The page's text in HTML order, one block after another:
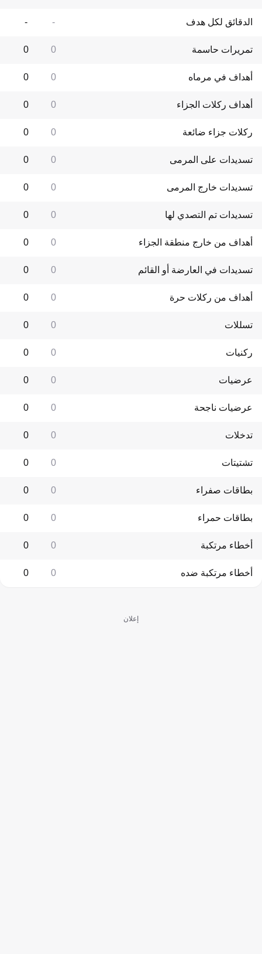
الدقائق لكل هدف -
-
تمريرات حاسمة 0
0
أهداف في مرماه 0
0
أهداف ركلات الجزاء 0
0
ركلات جزاء ضائعة 0
0
تسديدات على المرمى 0
0
تسديدات خارج المرمى 0
0
تسديدات تم التصدي لها 0
0
أهداف من خارج منطقة الجزاء 0
0
تسديدات في العارضة أو القائم 0
0
أهداف من ركلات حرة 0
0
تسللات 0
0
ركنيات 0
0
عرضيات 0
0
عرضيات ناجحة 0
0
تدخلات 0
0
تشتيتات 0
0
بطاقات صفراء 0
0
بطاقات حمراء 0
0
أخطاء مرتكبة 0
0
أخطاء مرتكبة ضده 0
0
إعلان